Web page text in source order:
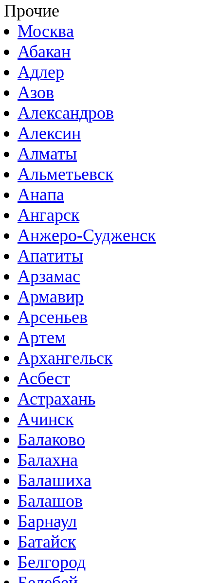
Прочие
Москва
Абакан
Адлер
Азов
Александров
Алексин
Алматы
Альметьевск
Анапа
Ангарск
Анжеро-Судженск
Апатиты
Арзамас
Армавир
Арсеньев
Артем
Архангельск
Асбест
Астрахань
Ачинск
Балаково
Балахна
Балашиха
Балашов
Барнаул
Батайск
Белгород